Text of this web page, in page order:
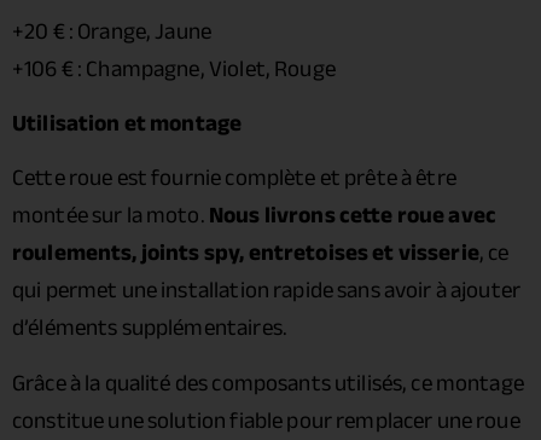
+20 € : Orange, Jaune
+106 € : Champagne, Violet, Rouge
Utilisation et montage
Cette roue est fournie complète et prête à être
montée sur la moto.Nous livrons cette roue avec
roulements, joints spy, entretoises et visserie, ce
qui permet une installation rapide sans avoir à ajouter
d’éléments supplémentaires.
Grâce à la qualité des composants utilisés, ce montage
constitue une solution fiable pour remplacer une roue